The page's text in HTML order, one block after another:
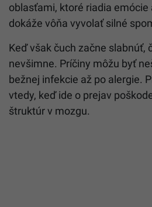
oblasťami, ktoré riadia
dokáže vôňa vyvolať silné
Keď však čuch začne slabnúť,
nevšimne. Príčiny môžu byť
bežnej infekcie až po alergie.
vtedy, keď ide o prejav
štruktúr v mozgu.